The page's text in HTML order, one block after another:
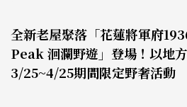
全新老屋聚落「花蓮將軍府
Peak 洄瀾野遊」登場！以地
3/25~4/25期間限定野奢活動